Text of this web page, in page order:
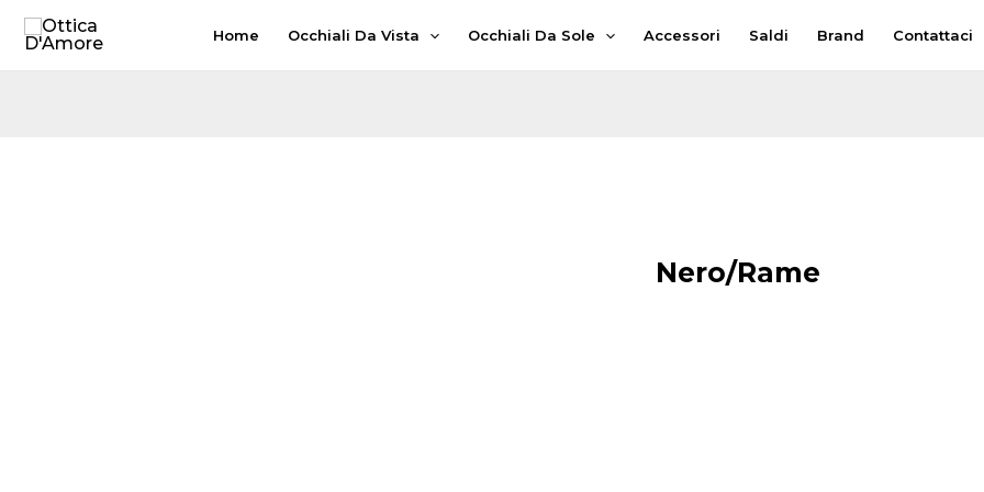
Vai
Home Occhiali Da Vista Occhiali Da Sole Accessori Saldi Brand Contattaci
Nero/Rame